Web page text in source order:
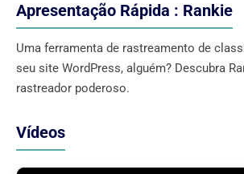
Apresentação Rápida : Rankie
Uma ferramenta de rastreamento de
seu site WordPress, alguém? Descubra
rastreador poderoso.
Vídeos